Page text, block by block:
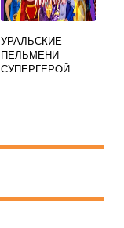
УРАЛЬСКИЕ
ПЕЛЬМЕНИ
СУПЕРГЕРОЙ